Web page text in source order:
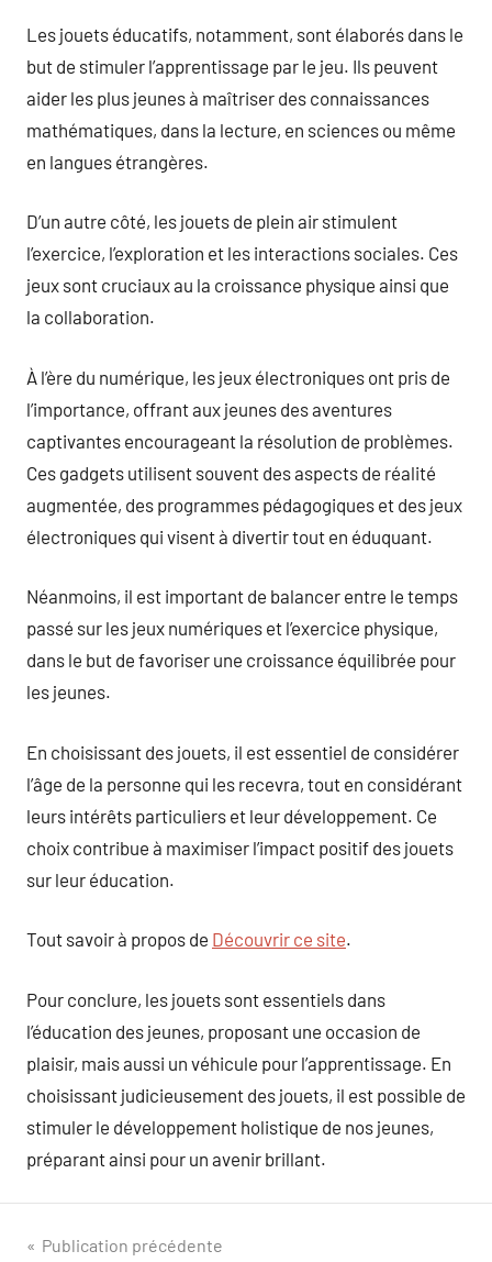
Les jouets éducatifs, notamment, sont élaborés dans le
but de stimuler l’apprentissage par le jeu. Ils peuvent
aider les plus jeunes à maîtriser des connaissances
mathématiques, dans la lecture, en sciences ou même
en langues étrangères.
D’un autre côté, les jouets de plein air stimulent
l’exercice, l’exploration et les interactions sociales. Ces
jeux sont cruciaux au la croissance physique ainsi que
la collaboration.
À l’ère du numérique, les jeux électroniques ont pris de
l’importance, offrant aux jeunes des aventures
captivantes encourageant la résolution de problèmes.
Ces gadgets utilisent souvent des aspects de réalité
augmentée, des programmes pédagogiques et des jeux
électroniques qui visent à divertir tout en éduquant.
Néanmoins, il est important de balancer entre le temps
passé sur les jeux numériques et l’exercice physique,
dans le but de favoriser une croissance équilibrée pour
les jeunes.
En choisissant des jouets, il est essentiel de considérer
l’âge de la personne qui les recevra, tout en considérant
leurs intérêts particuliers et leur développement. Ce
choix contribue à maximiser l’impact positif des jouets
sur leur éducation.
Tout savoir à propos de Découvrir ce site.
Pour conclure, les jouets sont essentiels dans
l’éducation des jeunes, proposant une occasion de
plaisir, mais aussi un véhicule pour l’apprentissage. En
choisissant judicieusement des jouets, il est possible de
stimuler le développement holistique de nos jeunes,
préparant ainsi pour un avenir brillant.
Navigation
Publication précédente